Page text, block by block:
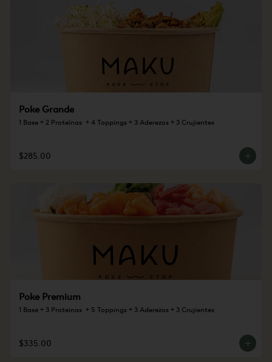
Poke Grande
1 Base + 2 Proteínas  + 4 Toppings + 3 Aderezos + 3 Crujientes
$285.00
Poke Premium
1 Base + 3 Proteinas  + 5 Toppings + 3 Aderezos + 3 Crujientes
$335.00